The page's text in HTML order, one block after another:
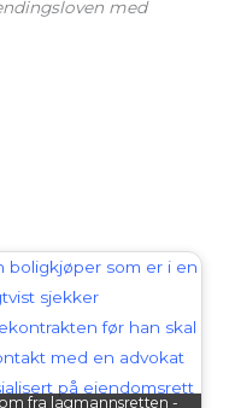
med
fra lagmannsretten -